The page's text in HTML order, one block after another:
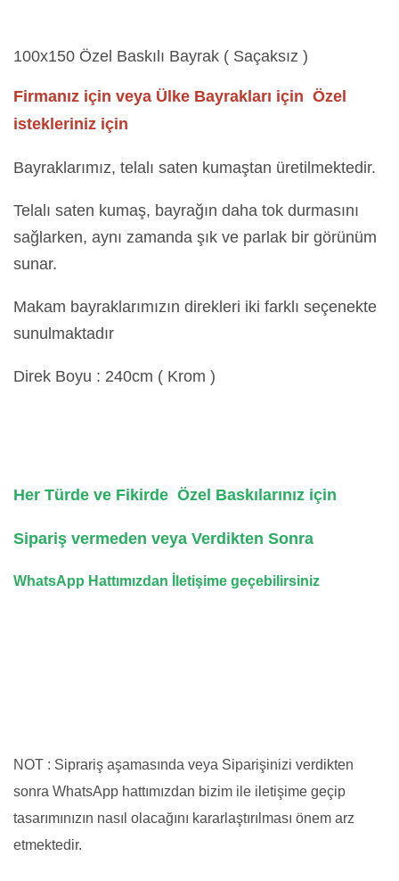
100x150 Özel Baskılı Bayrak ( Saçaksız )
Firmanız için veya Ülke Bayrakları için Özel
istekleriniz için
Bayraklarımız, telalı saten kumaştan üretilmektedir.
Telalı saten kumaş, bayrağın daha tok durmasını
sağlarken, aynı zamanda şık ve parlak bir görünüm
sunar.
Makam bayraklarımızın direkleri iki farklı seçenekte
sunulmaktadır
Direk Boyu : 240cm ( Krom )
Her Türde ve Fikirde Özel Baskılarınız için
Sipariş vermeden veya Verdikten Sonra
WhatsApp Hattımızdan İletişime geçebilirsiniz
NOT : Siprariş aşamasında veya Siparişinizi verdikten
sonra WhatsApp hattımızdan bizim ile iletişime geçip
tasarımınızın nasıl olacağını kararlaştırılması önem arz
etmektedir.